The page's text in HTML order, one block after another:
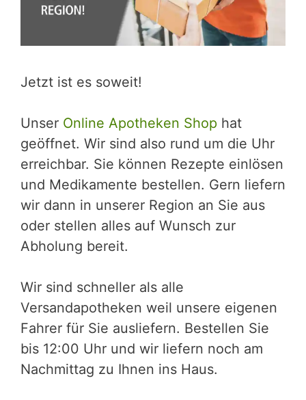
Jetzt ist es soweit!
Unser Online Apotheken Shop hat
geöffnet. Wir sind also rund um die Uhr
erreichbar. Sie können Rezepte einlösen
und Medikamente bestellen. Gern liefern
wir dann in unserer Region an Sie aus
oder stellen alles auf Wunsch zur
Abholung bereit.
Wir sind schneller als alle
Versandapotheken weil unsere eigenen
Fahrer für Sie ausliefern. Bestellen Sie
bis 12:00 Uhr und wir liefern noch am
Nachmittag zu Ihnen ins Haus.